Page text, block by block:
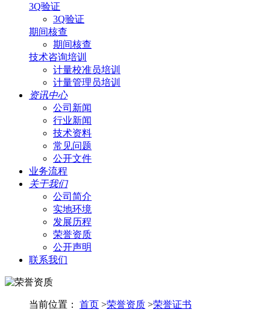
3Q验证
3Q验证
期间核查
期间核查
技术咨询培训
计量校准员培训
计量管理员培训
资讯中心
公司新闻
行业新闻
技术资料
常见问题
公开文件
业务流程
关于我们
公司简介
实地环境
发展历程
荣誉资质
公开声明
联系我们
当前位置： 首页 >荣誉资质 >荣誉证书